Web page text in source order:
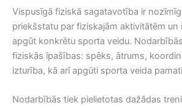
Vispusīgā fiziskā sagatavotība ir
priekšstatu par fiziskajām aktivitātēm un
apgūt konkrētu sporta veidu.
fiziskās īpašības: spēks, ātrums,
izturība, kā arī apgūti sporta veida
Nodarbībās tiek pielietotas dažādas